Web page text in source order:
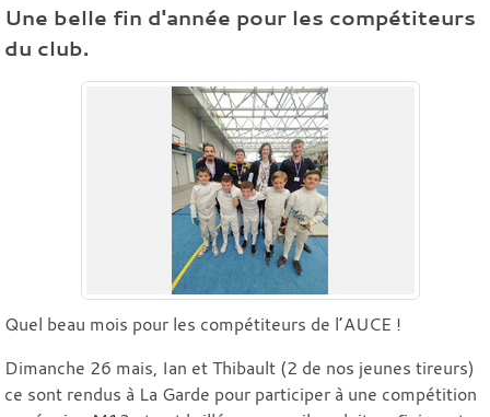
Une belle fin d'année pour les compétiteurs
du club.
Quel beau mois pour les compétiteurs de l’AUCE !
Dimanche 26 mais, Ian et Thibault (2 de nos jeunes tireurs)
ce sont rendus à La Garde pour participer à une compétition